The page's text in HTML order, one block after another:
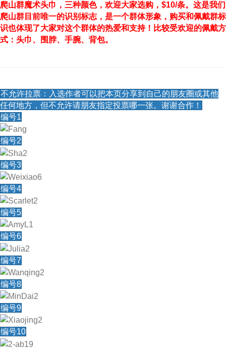
爬山群魔术头巾，三种颜色，欢迎大家选购，$10/条。这是我们
爬山群目前唯一的识别标志，是一个群体形象，购买和佩戴群标
识也体现了大家对这个群体的热爱和支持！比较受欢迎的佩戴方
式：头巾、围脖、手腕、背包。
不允许拉票：入选作者可以把本页分享到自己的朋友圈或其他
任何地方，但不允许请朋友指定投票哪一张。谢谢合作！
编号1
编号2
编号3
编号4
编号5
编号6
编号7
编号8
编号9
编号10